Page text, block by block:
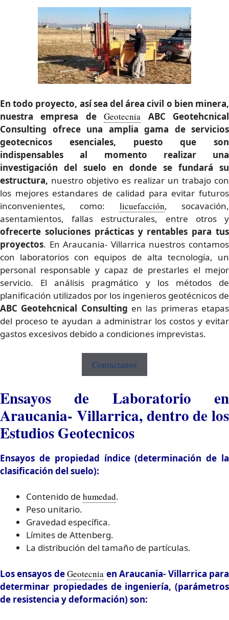
En todo proyecto, así sea del área civil o bien minera,
nuestra empresa deGeotecnia ABC Geotehcnical
Consulting ofrece una amplia gama de servicios
geotecnicos esenciales, puesto que son
indispensables al momento realizar una
investigación del suelo en donde se fundará su
estructura, nuestro objetivo es realizar un trabajo con
los mejores estandares de calidad para evitar futuros
inconvenientes, como: licuefacción, socavación,
asentamientos, fallas estructurales, entre otros y
ofrecerte soluciones prácticas y rentables para tus
proyectos. En Araucania- Villarrica nuestros contamos
con laboratorios con equipos de alta tecnología, un
personal responsable y capaz de prestarles el mejor
servicio. El análisis pragmático y los métodos de
planificación utilizados por los ingenieros geotécnicos de
ABC Geotehcnical Consulting en las primeras etapas
del proceso te ayudan a administrar los costos y evitar
gastos excesivos debido a condiciones imprevistas.
Contactanos
Ensayos de Laboratorio en
Araucania- Villarrica, dentro de los
Estudios Geotecnicos
Ensayos de propiedad índice (determinación de la
clasificación del suelo):
Contenido de humedad.
Peso unitario.
Gravedad específica.
Límites de Attenberg.
La distribución del tamaño de partículas.
Los ensayos deGeotecnia en Araucania- Villarrica para
determinar propiedades de ingeniería, (parámetros
de resistencia y deformación) son: